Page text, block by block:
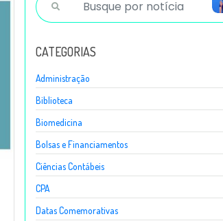
CATEGORIAS
Administração
Biblioteca
Biomedicina
Bolsas e Financiamentos
Ciências Contábeis
CPA
Datas Comemorativas